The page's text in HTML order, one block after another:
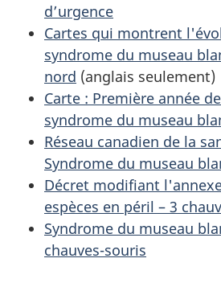
d’urgence
Cartes qui montrent
syndrome du museau
nord (anglais seulement)
Carte : Première année
syndrome du museau
Réseau canadien de la
Syndrome du museau
Décret modifiant
espèces en péril – 3
Syndrome du museau
chauves-souris